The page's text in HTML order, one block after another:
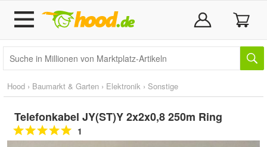
Hood › Baumarkt & Garten › Elektronik › Sonstige
Telefonkabel JY(ST)Y 2x2x0,8 250m Ring
1